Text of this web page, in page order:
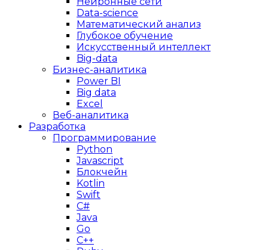
Data-science
Математический анализ
Глубокое обучение
Искусственный интеллект
Big-data
Бизнес-аналитика
Power BI
Big data
Excel
Веб-аналитика
Разработка
Программирование
Python
Javascript
Блокчейн
Kotlin
Swift
C#
Java
Go
C++